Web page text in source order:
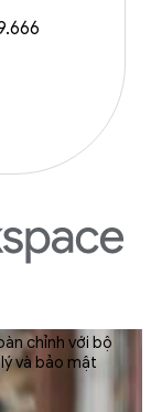
chỉnh với bộ
và bảo mật